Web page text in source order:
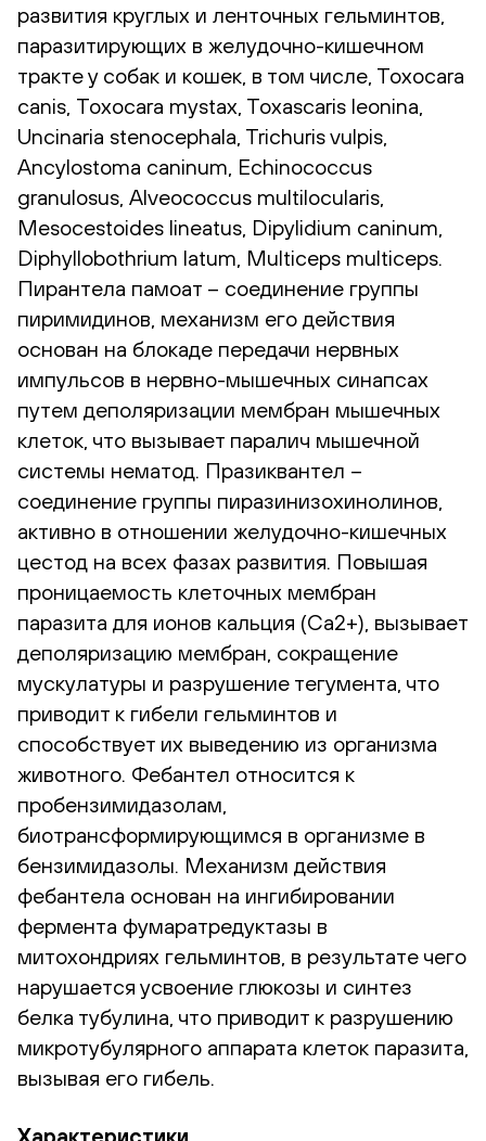
развития круглых и ленточных гельминтов,
паразитирующих в желудочно-кишечном
тракте у собак и кошек, в том числе, Тохосаra
саnis, Тохосаra mystax, Toxascaris leonina,
Uncinaria stenocephala, Trichuris vulpis,
Ancylostoma caninum, Echinococcus
granulosus, Alveococсus multilocularis,
Mesocestoides lineatus, Dipylidium caninum,
Diphyllobothrium latum, Multiceps multiceps.
Пирантела памоат – соединение группы
пиримидинов, механизм его действия
основан на блокаде передачи нервных
импульсов в нервно-мышечных синапсах
путем деполяризации мембран мышечных
клеток, что вызывает паралич мышечной
системы нематод. Празиквантел –
соединение группы пиразинизохинолинов,
активно в отношении желудочно-кишечных
цестод на всех фазах развития. Повышая
проницаемость клеточных мембран
паразита для ионов кальция (Ca2+), вызывает
деполяризацию мембран, сокращение
мускулатуры и разрушение тегумента, что
приводит к гибели гельминтов и
способствует их выведению из организма
животного. Фебантел относится к
пробензимидазолам,
биотрансформирующимся в организме в
бензимидазолы. Механизм действия
фебантела основан на ингибировании
фермента фумаратредуктазы в
митохондриях гельминтов, в результате чего
нарушается усвоение глюкозы и синтез
белка тубулина, что приводит к разрушению
микротубулярного аппарата клеток паразита,
вызывая его гибель.